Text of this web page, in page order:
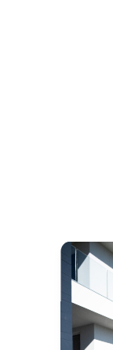
Play Video